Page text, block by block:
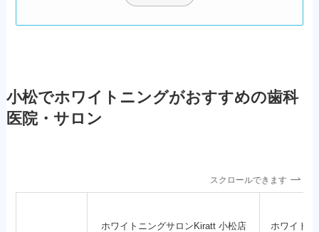
小松でホワイトニングがおすすめの歯科
医院・サロン
スクロールできます
ホワイトニングサロンKiratt 小松店 ホワイト